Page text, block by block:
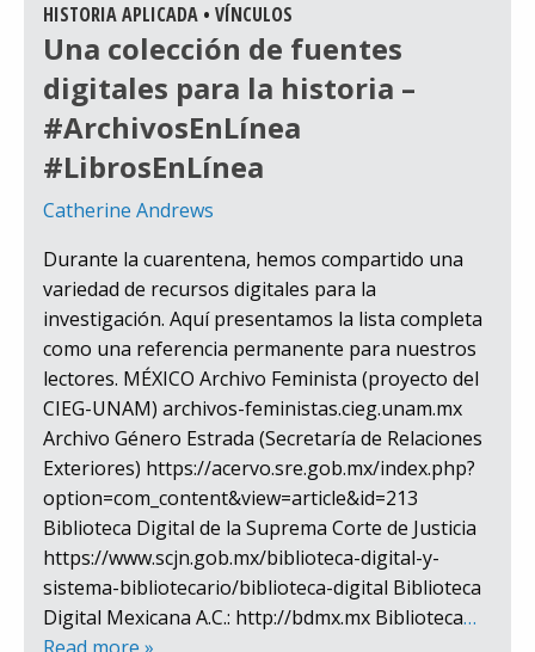
HISTORIA APLICADA • VÍNCULOS
Una colección de fuentes
digitales para la historia –
#ArchivosEnLínea
#LibrosEnLínea
Catherine Andrews
Durante la cuarentena, hemos compartido una
variedad de recursos digitales para la
investigación. Aquí presentamos la lista completa
como una referencia permanente para nuestros
lectores. MÉXICO Archivo Feminista (proyecto del
CIEG-UNAM) archivos-feministas.cieg.unam.mx
Archivo Género Estrada (Secretaría de Relaciones
Exteriores) https://acervo.sre.gob.mx/index.php?
option=com_content&view=article&id=213
Biblioteca Digital de la Suprema Corte de Justicia
https://www.scjn.gob.mx/biblioteca-digital-y-
sistema-bibliotecario/biblioteca-digital Biblioteca
Digital Mexicana A.C.: http://bdmx.mx Biblioteca…